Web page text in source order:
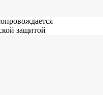
защитой